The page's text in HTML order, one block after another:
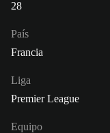
28
País
Francia
Liga
Premier League
Equipo